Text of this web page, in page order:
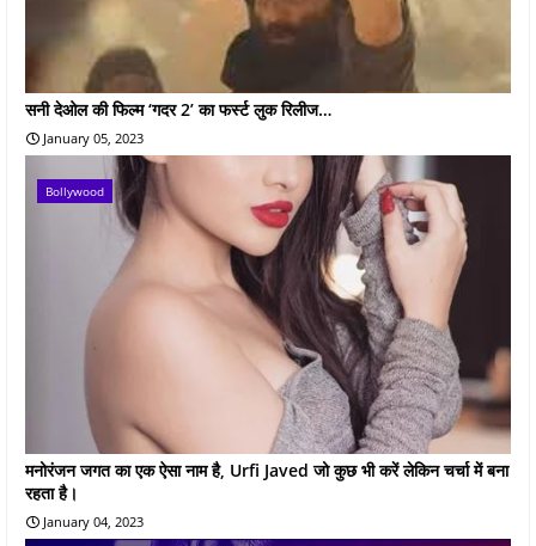
सनी देओल की फिल्म ‘गदर 2’ का फर्स्ट लुक रिलीज…
January 05, 2023
Bollywood
मनोरंजन जगत का एक ऐसा नाम है, Urfi Javed जो कुछ भी करें लेकिन चर्चा में बना
रहता है।
January 04, 2023